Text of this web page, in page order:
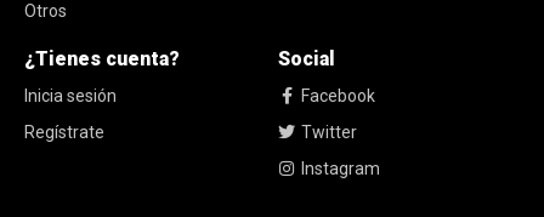
Otros
¿Tienes cuenta?
Inicia sesión
Regístrate
Social
Facebook
Twitter
Instagram